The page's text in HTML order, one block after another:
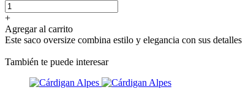
+
Agregar al carrito
Este saco oversize combina estilo y elegancia con sus
También te puede interesar